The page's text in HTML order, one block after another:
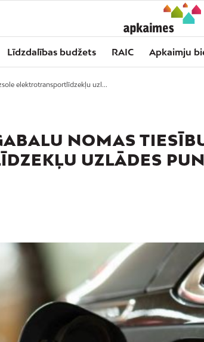
Līdzdalības budžets RAIC Apkaimju
elektrotransportlīdzekļu uzl...
NOMAS
UZLĀDES